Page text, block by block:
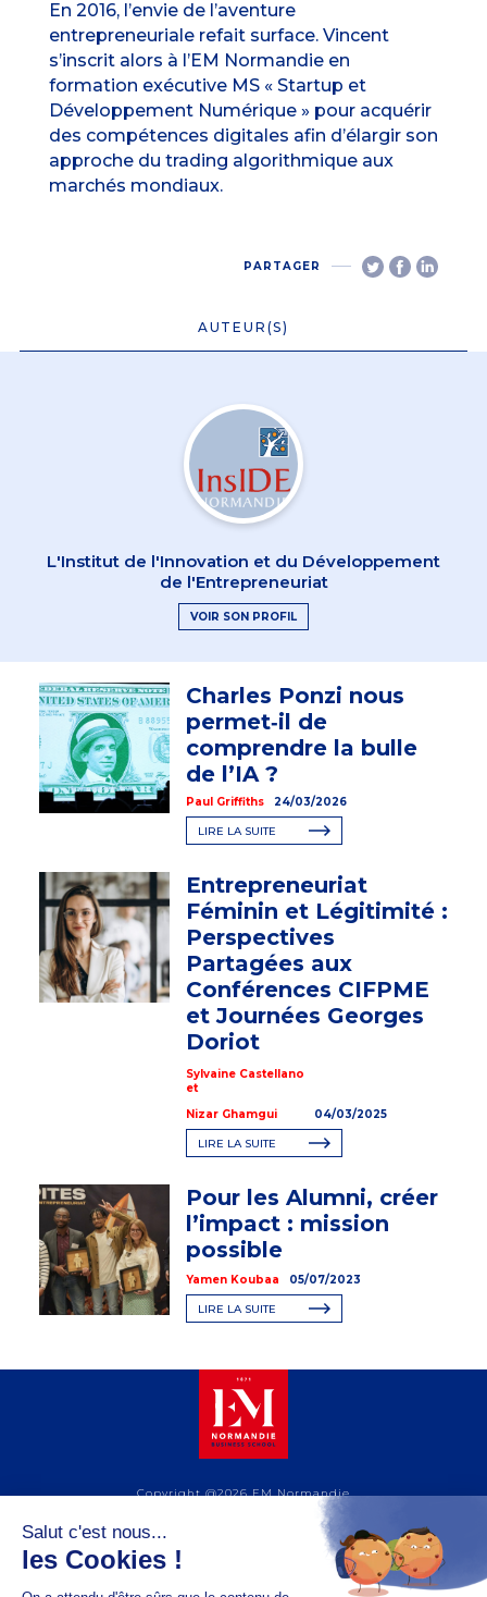
En 2016, l’envie de l’aventure
entrepreneuriale refait surface. Vincent
s’inscrit alors à l’EM Normandie en
formation exécutive MS « Startup et
Développement Numérique » pour acquérir
des compétences digitales afin d’élargir son
approche du trading algorithmique aux
marchés mondiaux.
PARTAGER
AUTEUR(S)
L'Institut de l'Innovation et du Développement
de l'Entrepreneuriat
VOIR SON PROFIL
Charles Ponzi nous
permet‑il de
comprendre la bulle
de l’IA ?
Paul Griffiths 24/03/2026
LIRE LA SUITE
Entrepreneuriat
Féminin et Légitimité :
Perspectives
Partagées aux
Conférences CIFPME
et Journées Georges
Doriot
Sylvaine Castellano
et
Nizar Ghamgui
04/03/2025
LIRE LA SUITE
Pour les Alumni, créer
l’impact : mission
possible
Yamen Koubaa 05/07/2023
LIRE LA SUITE
Copyright @2026 EM Normandie